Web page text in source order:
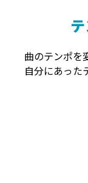
曲のテンポを
自分にあった